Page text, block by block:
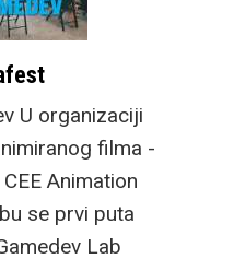
U organizaciji
filma -
Animation
se prvi puta
Lab